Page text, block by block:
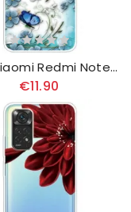
Θήκη Xiaomi Redmi Note 11 / 11S Διαφανείς Πεταλούδες Και Ρετρό Λουλούδια
€11.90